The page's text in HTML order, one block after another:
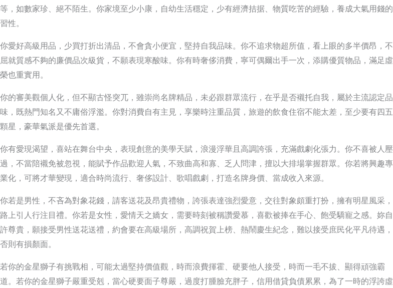
等，如數家珍、絕不陌生。你家境至少小康，自幼生活穩定，少有經濟拮据、物質吃苦的經驗，養成大氣用錢的
習性。
你愛好高級用品，少買打折出清品，不會貪小便宜，堅持自我品味。你不追求物超所值，看上眼的多半價昂，不
屈就質感不夠的廉價品次級貨，不願表現寒酸味。你有時奢侈消費，寧可偶爾出手一次，添購優質物品，滿足虛
榮也重實用。
你的審美觀個人化，但不顯古怪突兀，雖崇尚名牌精品，未必跟群眾流行，在乎是否襯托自我，屬於主流認定品
味，既熱門知名又不庸俗浮濫。你對消費自有主見，享樂時注重品質，旅遊的飲食住宿不能太差，至少要有四五
顆星，豪華氣派是優先首選。
你有愛現渴望，喜站在舞台中央，表現創意的美學天賦，浪漫浮華且高調誇張，充滿戲劇化張力。你不喜被人壓
過，不當陪襯免被忽視，能賦予作品歡迎人氣，不致曲高和寡、乏人問津，擅以大排場掌握群眾。你若將興趣專
業化，可將才華變現，適合時尚流行、奢侈設計、歌唱戲劇，打造名牌身價、當成收入來源。
你若是男性，不吝為對象花錢，請客送花及昂貴禮物，誇張表達強烈愛意，交往對象頗重打扮，擁有明星風采，
路上引人行注目禮。你若是女性，愛情天之嬌女，需要時刻被稱讚愛慕，喜歡被捧在手心、飽受驕寵之感。妳自
許尊貴，願接受男性送花送禮，約會要在高級場所，高調祝賀上榜、熱鬧慶生紀念，難以接受庶民化平凡待遇，
否則有損顏面。
若你的金星獅子有挑戰相，可能太過堅持價值觀，時而浪費揮霍、硬要他人接受，時而一毛不拔、顯得頑強霸
道。若你的金星獅子嚴重受剋，當心硬要面子尊嚴，過度打腫臉充胖子，信用借貸負債累累，為了一時的浮誇虛